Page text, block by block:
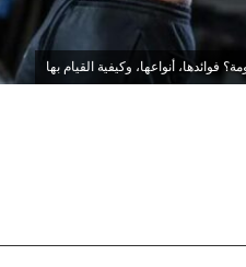
فوائدها، أنواعها، وكيفية القيام بها